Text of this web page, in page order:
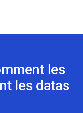
les
les datas